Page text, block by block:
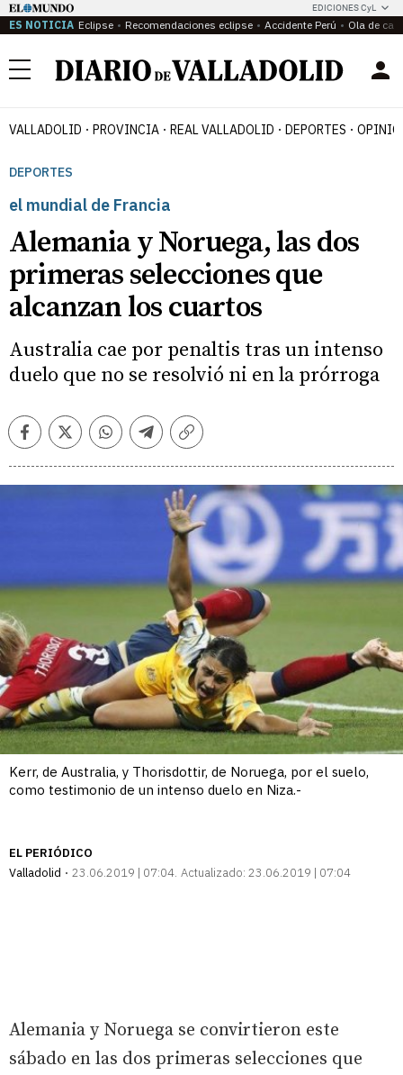
EDICIONES CyL
ES NOTICIA Eclipse Recomendaciones eclipse Accidente Perú Ola de
Menú
VALLADOLID PROVINCIA REAL VALLADOLID DEPORTES
DEPORTES
el mundial de Francia
Alemania y Noruega, las dos
primeras selecciones que
alcanzan los cuartos
Australia cae por penaltis tras un intenso
duelo que no se resolvió ni en la prórroga
FacebookTwitterWhatsappTelegramCopiar
Kerr, de Australia, y Thorisdottir, de Noruega, por el suelo,
como testimonio de un intenso duelo en Niza.-
EL PERIÓDICO
Valladolid
23.06.2019 | 07:04 Actualizado: 23.06.2019 | 07:04
Alemania y Noruega se convirtieron este
sábado en las dos primeras selecciones que